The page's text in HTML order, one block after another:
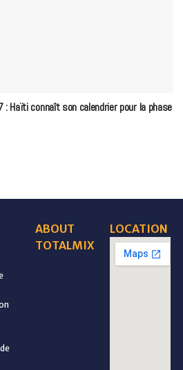
Haïti connaît son calendrier pour la phase
ABOUT
TOTALMIX
LOCATION